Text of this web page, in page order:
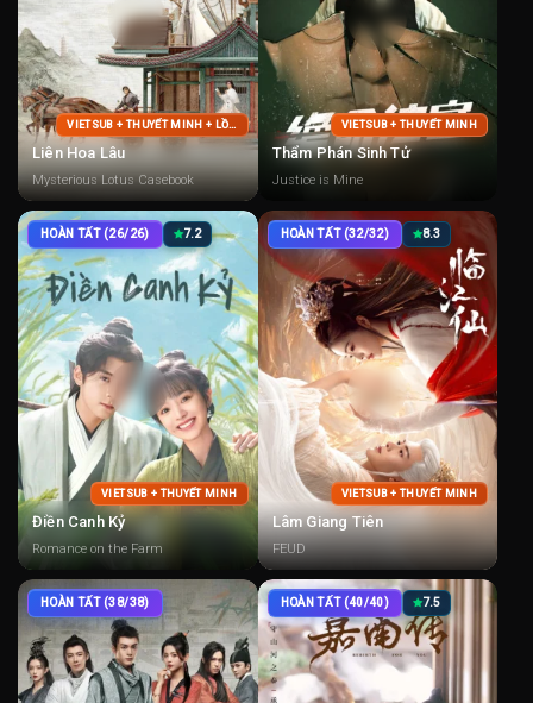
VIETSUB + THUYẾT MINH + LỒNG TIẾNG
Liên Hoa Lâu
Mysterious Lotus Casebook
VIETSUB + THUYẾT MINH
Thẩm Phán Sinh Tử
Justice is Mine
HOÀN TẤT (26/26) 7.2
VIETSUB + THUYẾT MINH
Điền Canh Kỷ
Romance on the Farm
HOÀN TẤT (32/32) 8.3
VIETSUB + THUYẾT MINH
Lâm Giang Tiên
FEUD
HOÀN TẤT (38/38) HOÀN TẤT (40/40) 7.5